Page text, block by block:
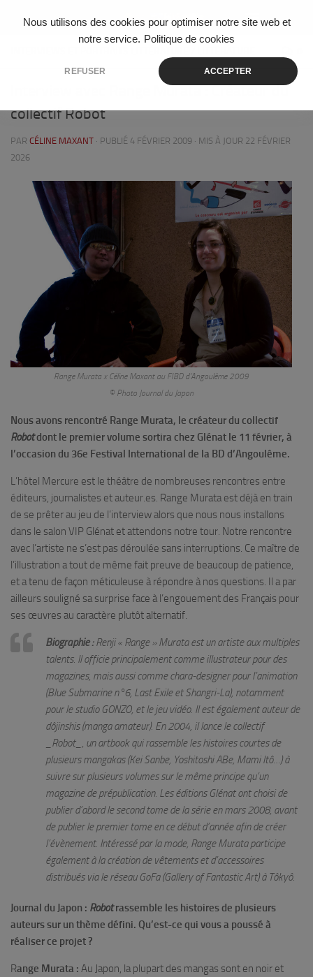
Nous utilisons des cookies pour optimiser notre site web et
notre service. Politique de cookies
REFUSER ACCEPTER
Skip to content
Interview avec Range Murata : Créateur du
collectif Robot
PAR CÉLINE MAXANT · PUBLIÉ 4 FÉVRIER 2009 · MIS À JOUR 22 FÉVRIER
2026
Range Murata x Céline Maxant au FIBD d’Angoulême 2009
© Photo Journal du Japon
Nous avons rencontré Range Murata, le créateur du collectif
Robotdont le premier volume sortira chez Glénat le 11 février, à
l’occasion du 36e Festival International de la BD d’Angoulême.
L’hôtel Mercure est le théâtre de nombreuses rencontres entre
éditeurs, journalistes et auteur.es. Range Murata est déjà en train
de se prêter au jeu de l’interview alors que nous nous installons
dans le salon VIP Glénat et attendons notre tour. Notre rencontre
avec l’artiste ne s’est pas déroulée sans interruptions. Ce maître de
l’illustration a tout de même fait preuve de beaucoup de patience,
et a tenu de façon méticuleuse à répondre à nos questions. Il a par
ailleurs souligné sa surprise face à l’engouement des Français pour
ses œuvres au caractère plutôt alternatif.
Biographie :Renji « Range » Murata est un artiste aux multiples
talents. Il officie principalement comme illustrateur pour des
magazines, mais aussi comme chara-designer pour l’animation
(Blue Submarine n°6, Last ExileetShangri-La), notamment
pour le studio GONZO, et le jeu vidéo. Il est également auteur de
dôjinshis (manga amateur). En 2004, il lance le collectif
_Robot_, un artbook qui rassemble les histoires courtes de
plusieurs mangakas (Kei Sanbe, Yoshitoshi ABe, Mami Itô…) à
suivre sur plusieurs volumes sur le même principe qu’un
magazine de prépublication. Les éditions Glénat ont choisi de
publier d’abord le second tome de la série en mars 2008, avant
de publier le premier tome en ce début d’année afin de créer
l’évènement. Intéressé par la mode, Range Murata participe
également à la création de vêtements et d’accessoires
distribués via le réseau GoFa (Gallery of Fantastic Art) à Tôkyô.
Journal du Japon : Robotrassemble les histoires de plusieurs
auteurs sur un thème défini. Qu’est-ce qui vous a poussé à
réaliser ce projet ?
Range Murata : Au Japon, la plupart des mangas sont en noir et